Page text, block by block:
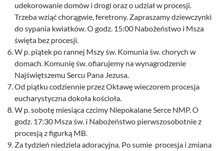
udekorowanie domów i drogi oraz o udział w procesji.
Trzeba wziąć chorągwie, feretrony. Zapraszamy dziewczynki
do sypania kwiatków. O godz. 15:00 Nabożeństwo i Msza
święta bez procesji.
W p. piątek po rannej Mszy św. Komunia św. chorych w
domach. Komunię św. ofiarujemy na wynagrodzenie
Najświętszemu Sercu Pana Jezusa.
Od piątku codziennie przez Oktawę wieczorem procesja
eucharystyczna dokoła kościoła.
W p. sobotę miesiąca czcimy Niepokalane Serce NMP. O
godz. 17:30 Msza św. i Nabożeństwo pierwszosobotnie z
procesją z figurką MB.
Za tydzień niedziela adoracyjna. Po sumie procesja i zmiana